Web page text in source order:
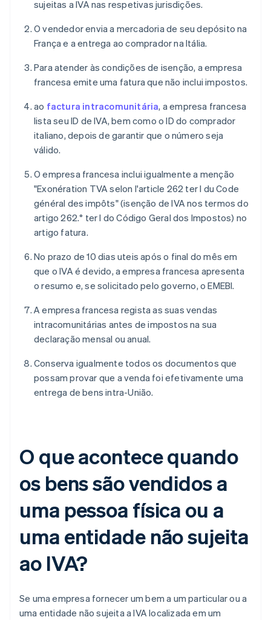
sujeitas a IVA nas respetivas jurisdições.
O vendedor envia a mercadoria de seu depósito na
França e a entrega ao comprador na Itália.
Para atender às condições de isenção, a empresa
francesa emite uma fatura que não inclui impostos.
ao factura intracomunitária, a empresa francesa
lista seu ID de IVA, bem como o ID do comprador
italiano, depois de garantir que o número seja
válido.
O empresa francesa inclui igualmente a menção
"Exonération TVA selon l'article 262 ter I du Code
général des impôts" (isenção de IVA nos termos do
artigo 262.° ter I do Código Geral dos Impostos) no
artigo fatura.
No prazo de 10 dias uteis após o final do mês em
que o IVA é devido, a empresa francesa apresenta
o resumo e, se solicitado pelo governo, o EMEBI.
A empresa francesa regista as suas vendas
intracomunitárias antes de impostos na sua
declaração mensal ou anual.
Conserva igualmente todos os documentos que
possam provar que a venda foi efetivamente uma
entrega de bens intra-União.
O que acontece quando
os bens são vendidos a
uma pessoa física ou a
uma entidade não sujeita
ao IVA?
Se uma empresa fornecer um bem a um particular ou a
uma entidade não sujeita a IVA localizada em um